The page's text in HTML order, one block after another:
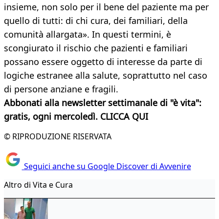
insieme, non solo per il bene del paziente ma per
quello di tutti: di chi cura, dei familiari, della
comunità allargata». In questi termini, è
scongiurato il rischio che pazienti e familiari
possano essere oggetto di interesse da parte di
logiche estranee alla salute, soprattutto nel caso
di persone anziane e fragili.
Abbonati alla newsletter settimanale di "è vita":
gratis, ogni mercoledì. CLICCA QUI
© RIPRODUZIONE RISERVATA
Seguici anche su Google Discover di Avvenire
Altro di Vita e Cura